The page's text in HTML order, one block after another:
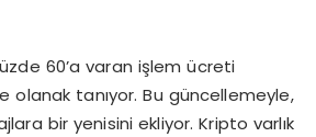
60’a varan işlem ücreti
olanak tanıyor. Bu güncellemeyle,
bir yenisini ekliyor. Kripto varlık